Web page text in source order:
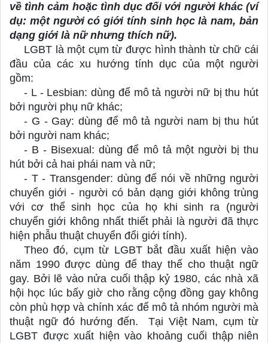
về tình cảm hoặc tình dục đối với người khác (ví
dụ: một người có giới tính sinh học là nam, bản
dạng giới là nữ nhưng thích nữ).
LGBT là một cụm từ được hình thành từ chữ cái
đầu của các xu hướng tính dục của một người
gồm:
- L - Lesbian: dùng để mô tả người nữ bị thu hút
bởi người phụ nữ khác;
- G - Gay: dùng để mô tả người nam bị thu hút
bởi người nam khác;
- B - Bisexual: dùng để mô tả một người bị thu
hút bởi cả hai phái nam và nữ;
- T - Transgender: dùng để nói về những người
chuyển giới - người có bản dạng giới không trùng
với cơ thể sinh học của họ khi sinh ra (người
chuyển giới không nhất thiết phải là người đã thực
hiện phẫu thuật chuyển đổi giới tính).
Theo đó, cụm từ LGBT bắt đầu xuất hiện vào
năm 1990 được dùng để thay thế cho thuật ngữ
gay. Bởi lẽ vào nửa cuối thập kỷ 1980, các nhà xã
hội học lúc bấy giờ cho rằng cộng đồng gay không
còn phù hợp và chính xác để mô tả nhóm người mà
thuật ngữ đó hướng đến.  Tại Việt Nam, cụm từ
LGBT được xuất hiện vào khoảng cuối thập niên